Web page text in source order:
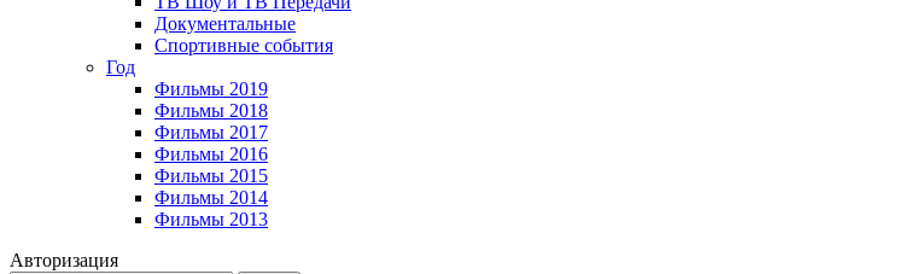
Документальные
Спортивные события
Год
Фильмы 2019
Фильмы 2018
Фильмы 2017
Фильмы 2016
Фильмы 2015
Фильмы 2014
Фильмы 2013
Авторизация